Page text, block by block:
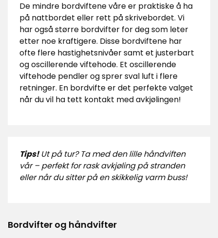
De mindre bordviftene våre er praktiske å ha
på nattbordet eller rett på skrivebordet. Vi
har også større bordvifter for deg som leter
etter noe kraftigere. Disse bordviftene har
ofte flere hastighetsnivåer samt et justerbart
og oscillerende viftehode. Et oscillerende
viftehode pendler og sprer sval luft i flere
retninger. En bordvifte er det perfekte valget
når du vil ha tett kontakt med avkjølingen!
Tips! Ut på tur? Ta med den lille håndviften
vår – perfekt for rask avkjøling på stranden
eller når du sitter på en skikkelig varm buss!
Bordvifter og håndvifter